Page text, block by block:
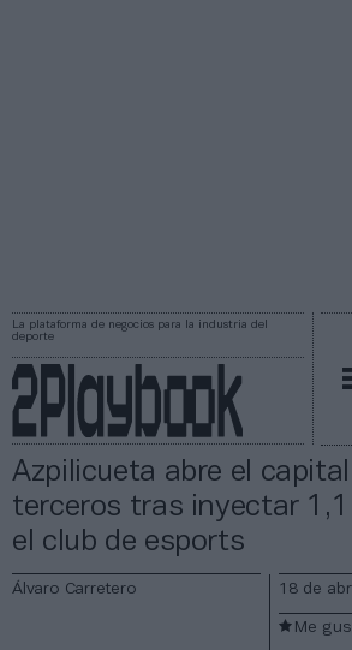
La plataforma de negocios para la industria del
deporte
Azpilicueta abre el
terceros tras inyectar
el club de esports
Álvaro Carretero 18 de
Me